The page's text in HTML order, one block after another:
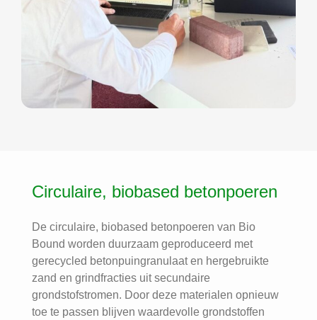
Circulaire, biobased betonpoeren
De circulaire, biobased betonpoeren van Bio
Bound worden duurzaam geproduceerd met
gerecycled betonpuingranulaat en hergebruikte
zand en grindfracties uit secundaire
grondstofstromen. Door deze materialen opnieuw
toe te passen blijven waardevolle grondstoffen